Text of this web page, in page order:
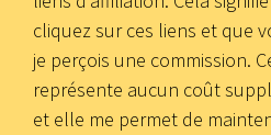
cliquez sur ces liens et que
je perçois une commission.
représente aucun coût
et elle me permet de